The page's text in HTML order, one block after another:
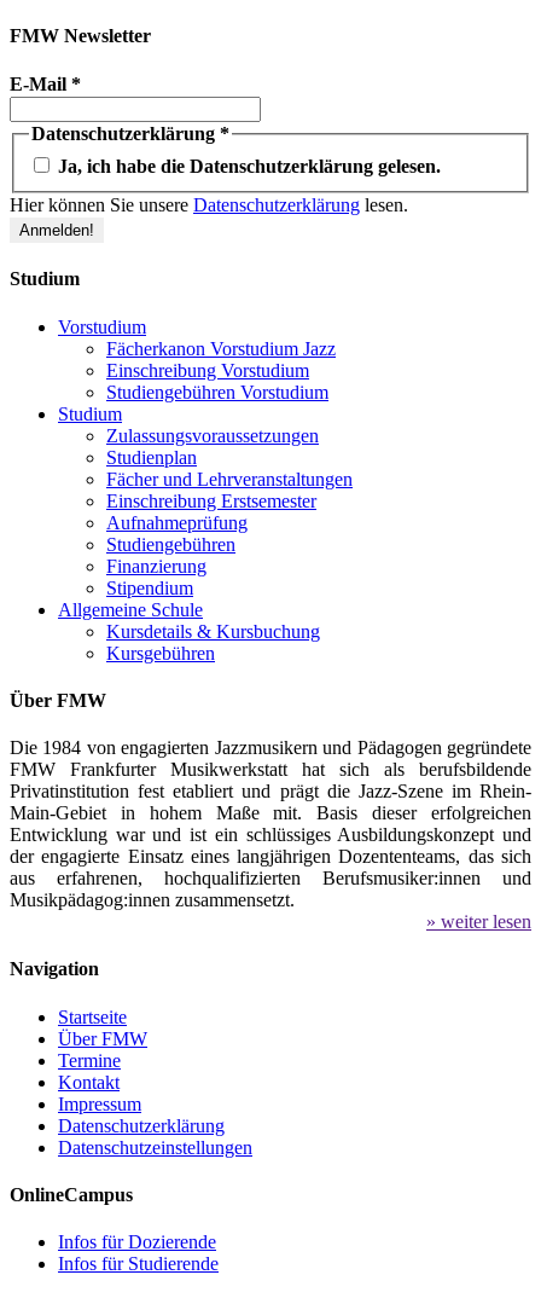
FMW Newsletter
E-Mail *
Datenschutzerklärung *
Ja, ich habe die Datenschutzerklärung gelesen.
Hier können Sie unsere Datenschutzerklärung lesen.
Studium
Vorstudium
Fächerkanon Vorstudium Jazz
Einschreibung Vorstudium
Studiengebühren Vorstudium
Studium
Zulassungsvoraussetzungen
Studienplan
Fächer und Lehrveranstaltungen
Einschreibung Erstsemester
Aufnahmeprüfung
Studiengebühren
Finanzierung
Stipendium
Allgemeine Schule
Kursdetails & Kursbuchung
Kursgebühren
Über FMW
Die 1984 von engagierten Jazzmusikern und Pädagogen gegründete
FMW Frankfurter Musikwerkstatt hat sich als berufsbildende
Privatinstitution fest etabliert und prägt die Jazz-Szene im Rhein-
Main-Gebiet in hohem Maße mit. Basis dieser erfolgreichen
Entwicklung war und ist ein schlüssiges Ausbildungskonzept und
der engagierte Einsatz eines langjährigen Dozententeams, das sich
aus erfahrenen, hochqualifizierten Berufsmusiker:innen und
Musikpädagog:innen zusammensetzt.
» weiter lesen
Navigation
Startseite
Über FMW
Termine
Kontakt
Impressum
Datenschutzerklärung
Datenschutzeinstellungen
OnlineCampus
Infos für Dozierende
Infos für Studierende